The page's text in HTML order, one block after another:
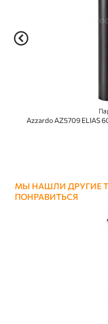
Azzardo AZ5709 ELIAS
МЫ НАШЛИ ДРУГИЕ
ПОНРАВИТЬСЯ